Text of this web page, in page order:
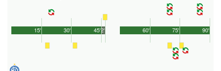
45'
15' 30' 2' 90'
60' 75'